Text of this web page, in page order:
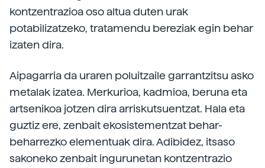
kontzentrazioa oso altua duten urak
potabilizatzeko, tratamendu bereziak egin behar
izaten dira.
Aipagarria da uraren poluitzaile garrantzitsu asko
metalak izatea. Merkurioa, kadmioa, beruna eta
artsenikoa jotzen dira arriskutsuentzat. Hala eta
guztiz ere, zenbait ekosistementzat behar-
beharrezko elementuak dira. Adibidez, itsaso
sakoneko zenbait ingurunetan kontzentrazio